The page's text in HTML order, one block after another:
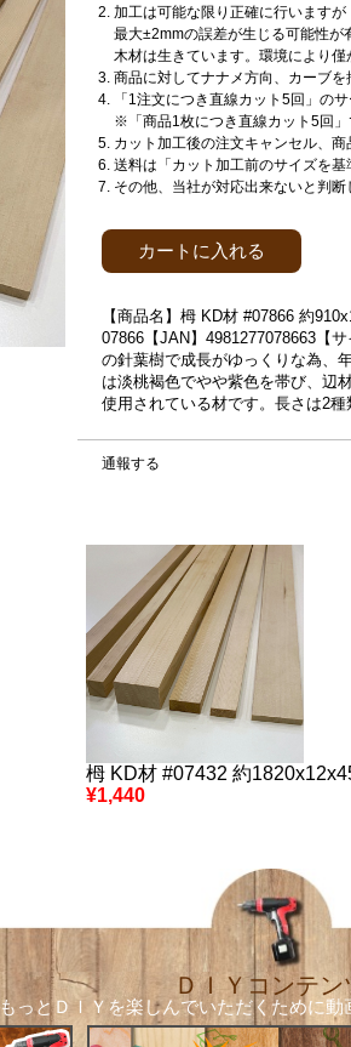
加工は可能な限り正確に行いますが
最大±2mmの誤差が生じる可能性が
木材は生きています。環境により僅
商品に対してナナメ方向、カーブを
「1注文につき直線カット5回」のサ
※「商品1枚につき直線カット5回」
カット加工後の注文キャンセル、商
送料は「カット加工前のサイズを基
その他、当社が対応出来ないと判
カートに入れる
【商品名】栂 KD材 #07866 約
07866【JAN】4981277078663【
の針葉樹で成長がゆっくりな為、
は淡桃褐色でやや紫色を帯び、辺
使用されている材です。長さは2種
通報する
栂 KD材 #07432 約
¥1,440
ＤＩＹコンテン
っとＤＩＹを楽しんでいただくために動